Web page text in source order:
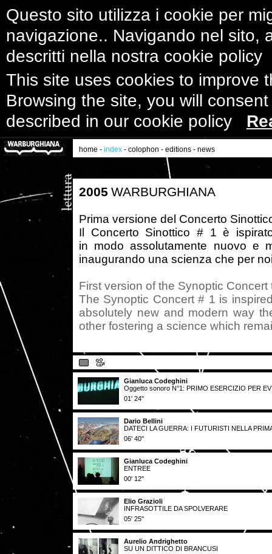
Questo sito utilizza i cookie per
navigazione.. Navigando nel sito,
descritti nella nostra cookie
This site uses cookies to improve
Browsing the site, you will
described in our cookie policy
home - index - colophon - editions - news
2005 WARBURGHIANA
Prima versione del Concerto
Il Concerto Sinottico # 1 è
in modo assolutamente nuovo e
inaugurando una scienza che per
First version of the Synoptic
The Synoptic Concert # 1 is
absolutely new and modern way
other fostering a science which
Gianluca Codeghini
Oggetto sonoro N°1: PRIMO ESERCIZIO PER
01' 24''
Dario Bellini
DATECI LA GUERRA: I FUTURISTI NELLA
06' 40''
Gianluca Codeghini
ENTREE
00' 12''
Elio Grazioli
INFRASOTTILE DA SPOLVERARE
05' 25''
Aurelio Andrighetto
SU UN DITTICO DI BRANCUSI